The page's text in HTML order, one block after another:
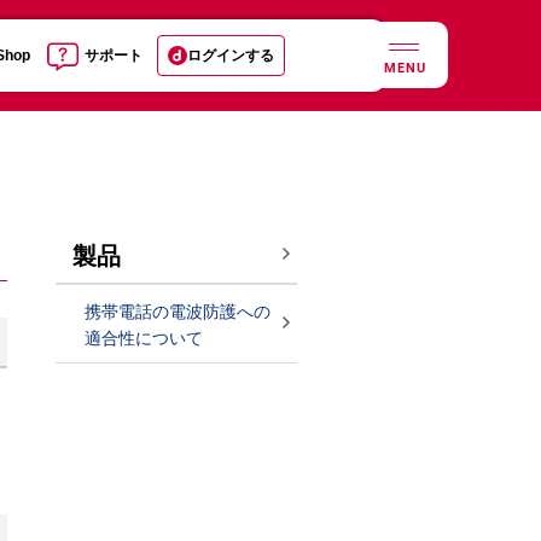
サポート ログインする
MENU
製品
携帯電話の電波防護への
適合性について